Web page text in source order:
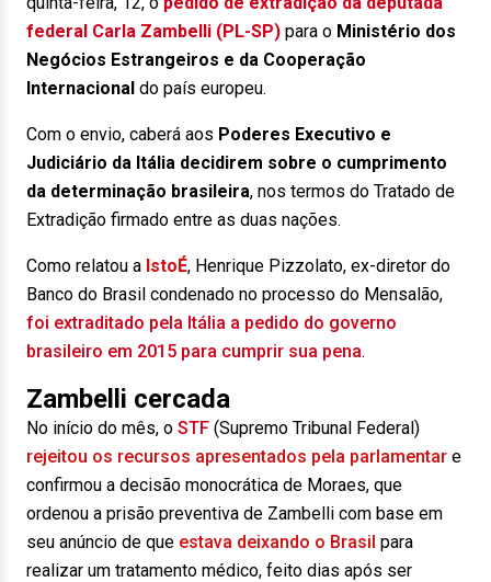
federal Carla Zambelli (PL-SP) para o Ministério dos
Negócios Estrangeiros e da Cooperação
Internacional do país europeu.
Com o envio, caberá aos Poderes Executivo e
Judiciário da Itália decidirem sobre o cumprimento
da determinação brasileira, nos termos do Tratado de
Extradição firmado entre as duas nações.
Como relatou a IstoÉ, Henrique Pizzolato, ex-diretor do
Banco do Brasil condenado no processo do Mensalão,
foi extraditado pela Itália a pedido do governo
brasileiro em 2015 para cumprir sua pena.
Zambelli cercada
No início do mês, o STF (Supremo Tribunal Federal)
rejeitou os recursos apresentados pela parlamentar e
confirmou a decisão monocrática de Moraes, que
ordenou a prisão preventiva de Zambelli com base em
seu anúncio de que estava deixando o Brasil para
realizar um tratamento médico, feito dias após ser